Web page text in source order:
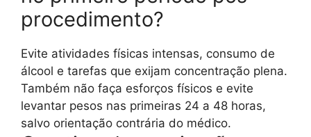
procedimento?
Evite atividades físicas intensas, consumo de
álcool e tarefas que exijam concentração plena.
Também não faça esforços físicos e evite
levantar pesos nas primeiras 24 a 48 horas,
salvo orientação contrária do médico.